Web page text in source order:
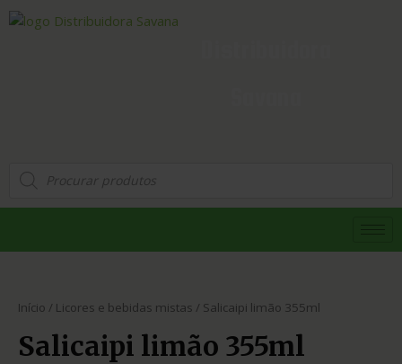
Início / Licores e bebidas mistas / Salicaipi limão 355ml
Salicaipi limão 355ml